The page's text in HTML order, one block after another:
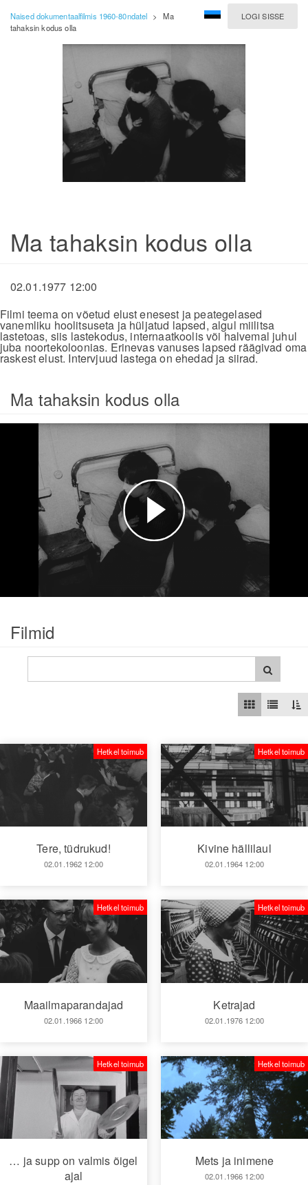
LOGI SISSE
Naised dokumentaalfilmis 1960-80ndatel >
Ma
tahaksin kodus olla
Ma tahaksin kodus olla
02.01.1977 12:00
Filmi teema on võetud elust enesest ja peategelased
vanemliku hoolitsuseta ja hüljatud lapsed, algul miilitsa
lastetoas, siis lastekodus, internaatkoolis või halvemal juhul
juba noortekoloonias. Erinevas vanuses lapsed räägivad oma
raskest elust. Intervjuud lastega on ehedad ja siirad.
Ma tahaksin kodus olla
Esita
video
Filmid
Tere, tüdrukud!
02.01.1962 12:00
Hetkel toimub
Kivine hällilaul
02.01.1964 12:00
Hetkel toimub
Maailmaparandajad
02.01.1966 12:00
Hetkel toimub
Ketrajad
02.01.1976 12:00
Hetkel toimub
… ja supp on valmis õigel
ajal
Hetkel toimub
Mets ja inimene
02.01.1966 12:00
Hetkel toimub